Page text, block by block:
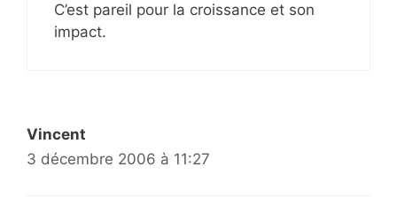
C’est pareil pour la croissance et son
impact.
Vincent
3 décembre 2006 à 11:27